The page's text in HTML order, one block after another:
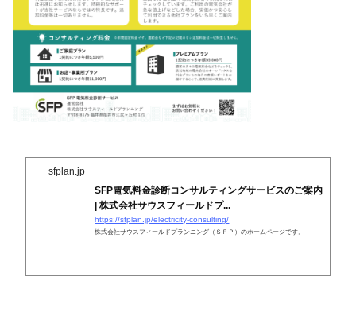
sfplan.jp
SFP電気料金診断コンサルティングサービスのご案内
| 株式会社サウスフィールドプ...
https://sfplan.jp/electricity-consulting/
株式会社サウスフィールドプランニング（ＳＦＰ）のホームページです。